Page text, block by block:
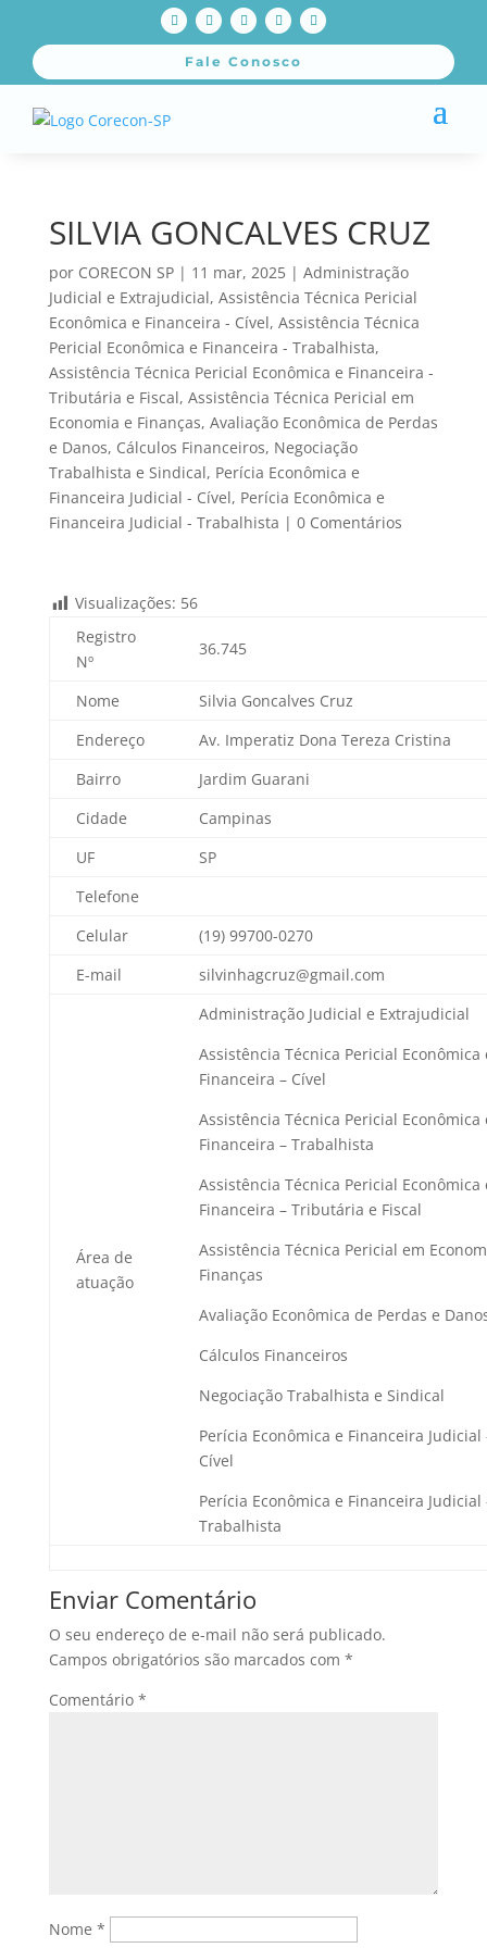
Fale Conosco
SILVIA GONCALVES CRUZ
por CORECON SP| 11 mar, 2025| Administração
Judicial e Extrajudicial, Assistência Técnica Pericial
Econômica e Financeira - Cível, Assistência Técnica
Pericial Econômica e Financeira - Trabalhista,
Assistência Técnica Pericial Econômica e Financeira -
Tributária e Fiscal, Assistência Técnica Pericial em
Economia e Finanças, Avaliação Econômica de Perdas
e Danos, Cálculos Financeiros, Negociação
Trabalhista e Sindical, Perícia Econômica e
Financeira Judicial - Cível, Perícia Econômica e
Financeira Judicial - Trabalhista | 0 Comentários
Visualizações: 56
Registro
Nº
36.745
Nome
Silvia Goncalves Cruz
Endereço
Av. Imperatiz Dona Tereza Cristina
Bairro
Jardim Guarani
Cidade
Campinas
UF
SP
Telefone
Celular
(19) 99700-0270
E-mail
silvinhagcruz@gmail.com
Área de
atuação
Administração Judicial e Extrajudicial
Assistência Técnica Pericial Econômica
Financeira – Cível
Assistência Técnica Pericial Econômica
Financeira – Trabalhista
Assistência Técnica Pericial Econômica
Financeira – Tributária e Fiscal
Assistência Técnica Pericial em
Finanças
Avaliação Econômica de Perdas e
Cálculos Financeiros
Negociação Trabalhista e Sindical
Perícia Econômica e Financeira Judicial
Cível
Perícia Econômica e Financeira Judicial
Trabalhista
Enviar Comentário
O seu endereço de e-mail não será publicado.
Campos obrigatórios são marcados com *
Comentário *
Nome *